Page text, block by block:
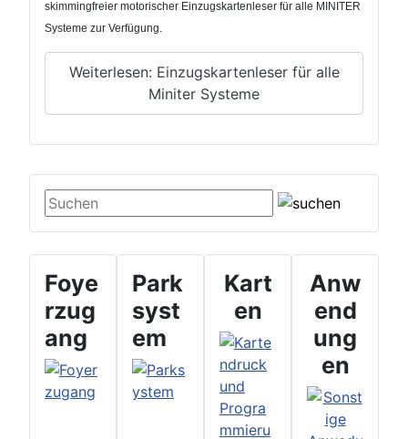
suchen
skimmingfreier motorischer Einzugskartenleser für alle MINITER
Systeme zur Verfügung.
Weiterlesen: Einzugskartenleser für alle
Miniter Systeme
Foye
rzug
ang
Park
syst
em
Kart
en
Anw
end
ung
en